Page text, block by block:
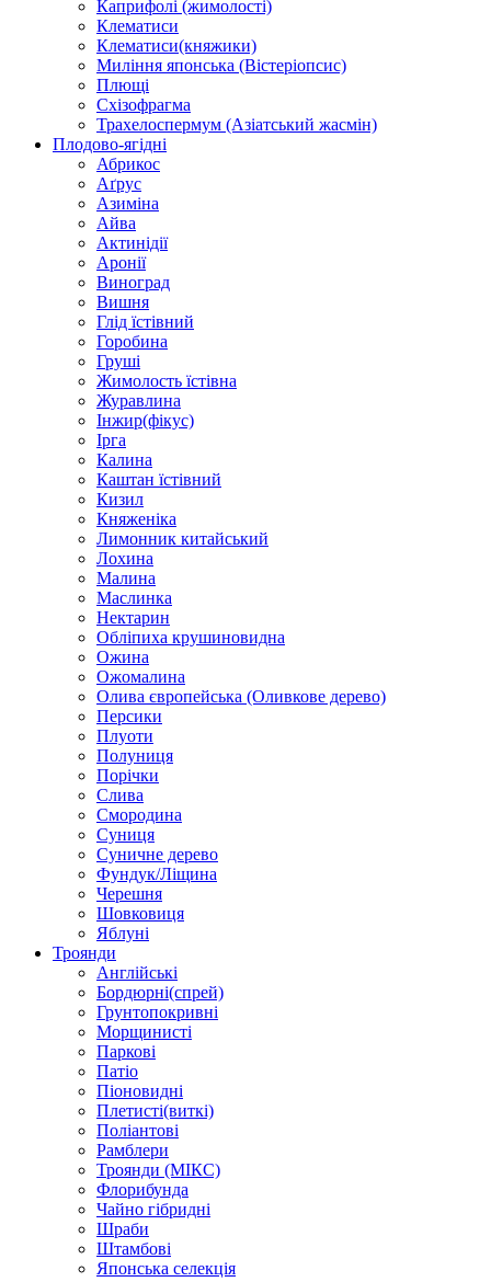
Каприфолі (жимолості)
Клематиси
Клематиси(княжики)
Миління японська (Вістеріопсис)
Плющі
Схізофрагма
Трахелоспермум (Азіатський жасмін)
Плодово-ягідні
Абрикос
Аґрус
Азиміна
Айва
Актинідії
Аронії
Виноград
Вишня
Глід їстівний
Горобина
Груші
Жимолость їстівна
Журавлина
Інжир(фікус)
Ірга
Калина
Каштан їстівний
Кизил
Княженіка
Лимонник китайський
Лохина
Малина
Маслинка
Нектарин
Обліпиха крушиновидна
Ожина
Ожомалина
Олива європейська (Оливкове дерево)
Персики
Плуоти
Полуниця
Порічки
Слива
Смородина
Суниця
Суничне дерево
Фундук/Ліщина
Черешня
Шовковиця
Яблуні
Троянди
Англійські
Бордюрні(спрей)
Грунтопокривні
Морщинисті
Паркові
Патіо
Піоновидні
Плетисті(виткі)
Поліантові
Рамблери
Троянди (МІКС)
Флорибунда
Чайно гібридні
Шраби
Штамбові
Японська селекція